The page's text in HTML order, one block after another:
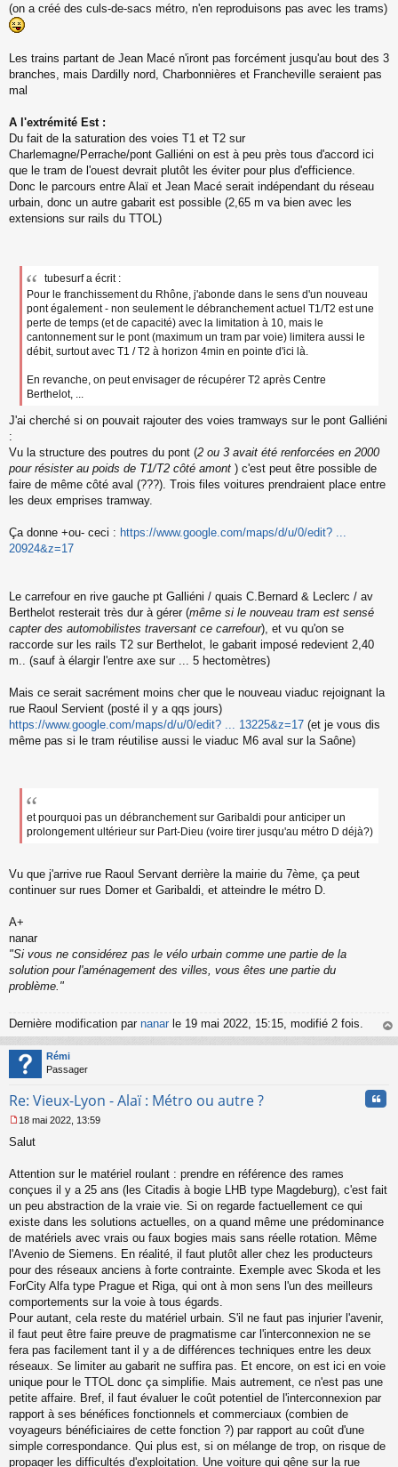
(on a créé des culs-de-sacs métro, n'en reproduisons pas avec les trams)
Les trains partant de Jean Macé n'iront pas forcément jusqu'au bout des 3
branches, mais Dardilly nord, Charbonnières et Francheville seraient pas
mal
A l'extrémité Est :
Du fait de la saturation des voies T1 et T2 sur
Charlemagne/Perrache/pont Galliéni on est à peu près tous d'accord ici
que le tram de l'ouest devrait plutôt les éviter pour plus d'efficience.
Donc le parcours entre Alaï et Jean Macé serait indépendant du réseau
urbain, donc un autre gabarit est possible (2,65 m va bien avec les
extensions sur rails du TTOL)
tubesurf a écrit :
Pour le franchissement du Rhône, j'abonde dans le sens d'un nouveau
pont également - non seulement le débranchement actuel T1/T2 est une
perte de temps (et de capacité) avec la limitation à 10, mais le
cantonnement sur le pont (maximum un tram par voie) limitera aussi le
débit, surtout avec T1 / T2 à horizon 4min en pointe d'ici là.
En revanche, on peut envisager de récupérer T2 après Centre
Berthelot, ...
J'ai cherché si on pouvait rajouter des voies tramways sur le pont Galliéni
:
Vu la structure des poutres du pont (2 ou 3 avait été renforcées en 2000
pour résister au poids de T1/T2 côté amont ) c'est peut être possible de
faire de même côté aval (???). Trois files voitures prendraient place entre
les deux emprises tramway.
Ça donne +ou- ceci : https://www.google.com/maps/d/u/0/edit? ...
20924&z=17
Le carrefour en rive gauche pt Galliéni / quais C.Bernard & Leclerc / av
Berthelot resterait très dur à gérer (même si le nouveau tram est sensé
capter des automobilistes traversant ce carrefour), et vu qu'on se
raccorde sur les rails T2 sur Berthelot, le gabarit imposé redevient 2,40
m.. (sauf à élargir l'entre axe sur ... 5 hectomètres)
Mais ce serait sacrément moins cher que le nouveau viaduc rejoignant la
rue Raoul Servient (posté il y a qqs jours)
https://www.google.com/maps/d/u/0/edit? ... 13225&z=17 (et je vous dis
même pas si le tram réutilise aussi le viaduc M6 aval sur la Saône)
et pourquoi pas un débranchement sur Garibaldi pour anticiper un
prolongement ultérieur sur Part-Dieu (voire tirer jusqu'au métro D déjà?)
Vu que j'arrive rue Raoul Servant derrière la mairie du 7ème, ça peut
continuer sur rues Domer et Garibaldi, et atteindre le métro D.
A+
nanar
"Si vous ne considérez pas le vélo urbain comme une partie de la
solution pour l'aménagement des villes, vous êtes une partie du
problème."
Dernière modification par nanar le 19 mai 2022, 15:15, modifié 2 fois.
au
Rémi
Passager
Re: Vieux-Lyon - Alaï : Métro ou autre ?
e
s
g
e
n
o
n
u
18 mai 2022, 13:59
Salut
Attention sur le matériel roulant : prendre en référence des rames
conçues il y a 25 ans (les Citadis à bogie LHB type Magdeburg), c'est fait
un peu abstraction de la vraie vie. Si on regarde factuellement ce qui
existe dans les solutions actuelles, on a quand même une prédominance
de matériels avec vrais ou faux bogies mais sans réelle rotation. Même
l'Avenio de Siemens. En réalité, il faut plutôt aller chez les producteurs
pour des réseaux anciens à forte contrainte. Exemple avec Skoda et les
ForCity Alfa type Prague et Riga, qui ont à mon sens l'un des meilleurs
comportements sur la voie à tous égards.
Pour autant, cela reste du matériel urbain. S'il ne faut pas injurier l'avenir,
il faut peut être faire preuve de pragmatisme car l'interconnexion ne se
fera pas facilement tant il y a de différences techniques entre les deux
réseaux. Se limiter au gabarit ne suffira pas. Et encore, on est ici en voie
unique pour le TTOL donc ça simplifie. Mais autrement, ce n'est pas une
petite affaire. Bref, il faut évaluer le coût potentiel de l'interconnexion par
rapport à ses bénéfices fonctionnels et commerciaux (combien de
voyageurs bénéficiaires de cette fonction ?) par rapport au coût d'une
simple correspondance. Qui plus est, si on mélange de trop, on risque de
propager les difficultés d'exploitation. Une voiture qui gêne sur la rue